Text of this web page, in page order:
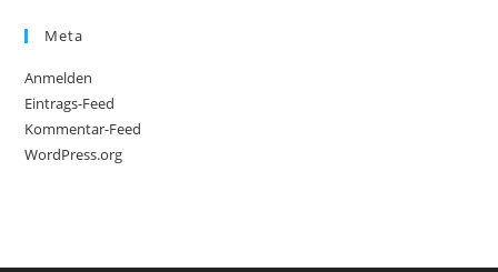
Meta
Anmelden
Eintrags-Feed
Kommentar-Feed
WordPress.org